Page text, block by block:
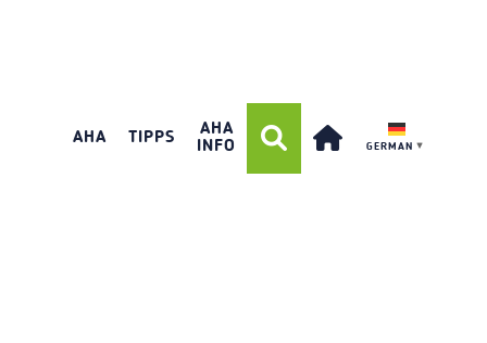
AHA TIPPS
AHA
INFO
GERMAN ▼